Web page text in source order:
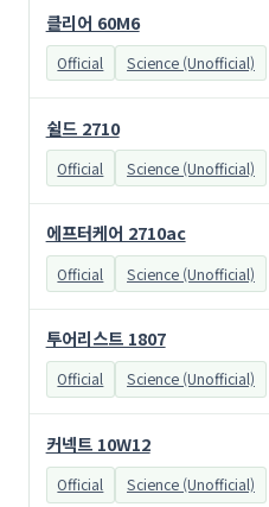
클리어 60M6
Official Science (Unofficial)
쉴드 2710
Official Science (Unofficial)
에프터케어 2710ac
Official Science (Unofficial)
투어리스트 1807
Official Science (Unofficial)
커넥트 10W12
Official Science (Unofficial)